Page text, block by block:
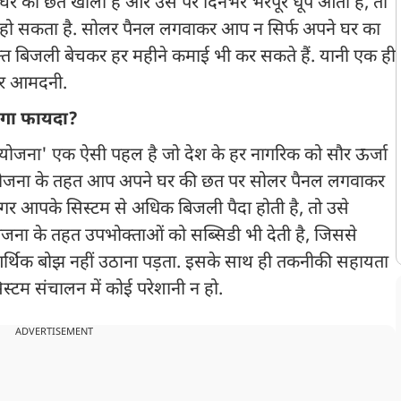
सकता है. सोलर पैनल लगवाकर आप न सिर्फ अपने घर का
बिजली बेचकर हर महीने कमाई भी कर सकते हैं. यानी एक ही
आमदनी.
फायदा?
एक ऐसी पहल है जो देश के हर नागरिक को सौर ऊर्जा
के तहत आप अपने घर की छत पर सोलर पैनल लगवाकर
आपके सिस्टम से अधिक बिजली पैदा होती है, तो उसे
के तहत उपभोक्ताओं को सब्सिडी भी देती है, जिससे
बोझ नहीं उठाना पड़ता. इसके साथ ही तकनीकी सहायता
संचालन में कोई परेशानी न हो.
ADVERTISEMENT